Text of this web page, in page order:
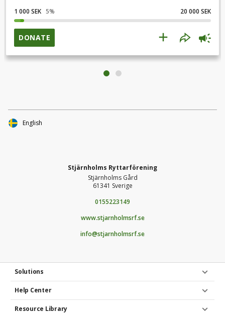
går till denna sadel.Vårt mål är att få ihop 20.000 kr
tillsammans! Inget bidrag är för litet och vi vill gärna
få din hjälp att dela vår insamling i dina egna sociala
medier. Tillsammans är vi starka!
1 000 SEK 5% 20 000 SEK
DONATE
Stjärnholms Ryttarförening
Stjärnholms Gård
61341 Sverige
0155223149
www.stjarnholmsrf.se
info@stjarnholmsrf.se
Solutions
Help Center
Resource Library
English